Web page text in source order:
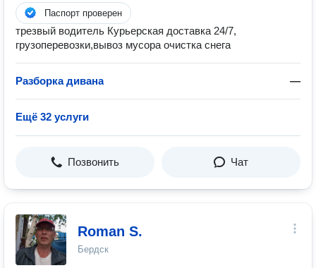
Паспорт проверен
трезвый водитель Курьерская доставка 24/7,
грузоперевозки,вывоз мусора очистка снега
Разборка дивана —
Ещё 32 услуги
Позвонить Чат
Roman S.
Бердск